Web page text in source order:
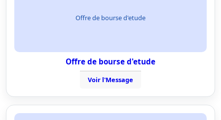
Offre de bourse d'etude
Offre de bourse d'etude
Voir l'Message